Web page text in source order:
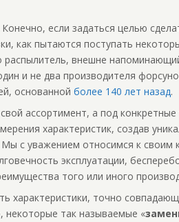
если задаться целью
как пытаются поступать
распылитель, внешне
и не два производителя
основаннойболее 140 лет назад.
ассортимент, а под конкретные
характеристик, создав
с уважением относимся к своим
эксплуатации,
того или иного
характеристики, точно
некоторые так называемые «